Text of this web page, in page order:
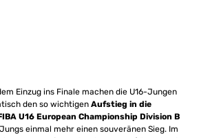
Einzug ins Finale machen die U16-Jungen
den so wichtigen Aufstieg in die
U16 European Championship Division B
einmal mehr einen souveränen Sieg. Im